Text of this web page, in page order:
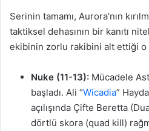
Serinin tamamı, Aurora’nın
taktiksel dehasının bir kanıtı
ekibinin zorlu rakibini alt ettiği o
Nuke (11-13): Mücadele
başladı. Ali “Wicadia”
açılışında Çifte Beretta
dörtlü skora (quad kill)